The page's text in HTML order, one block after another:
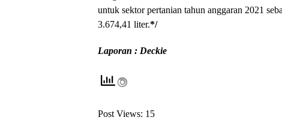
untuk sektor pertanian tahun anggaran 2021
3.674,41 liter.*/
Laporan : Deckie
Post Views: 15